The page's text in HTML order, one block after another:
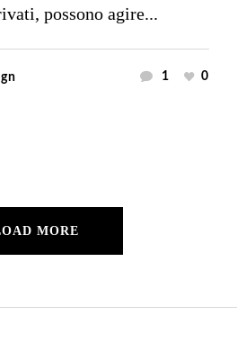
possono agire...
1 0
MORE